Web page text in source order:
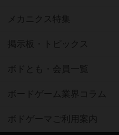
メカニクス特集
掲示板・トピックス
ボドとも・会員一覧
ボードゲーム業界コラム
ボドゲーマご利用案内